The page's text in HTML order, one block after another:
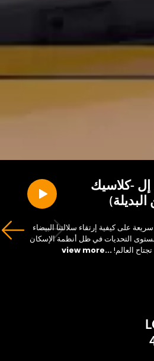
إرتقاء سلالتنا البيضاء
في ظل أنظمة الإسكان
...view more